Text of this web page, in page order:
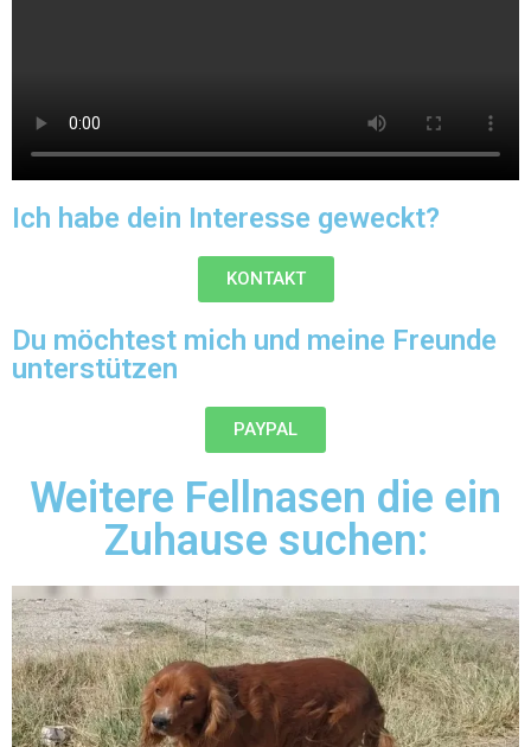
Ich habe dein Interesse geweckt?
KONTAKT
Du möchtest mich und meine Freunde
unterstützen
PAYPAL
Weitere Fellnasen die ein
Zuhause suchen: